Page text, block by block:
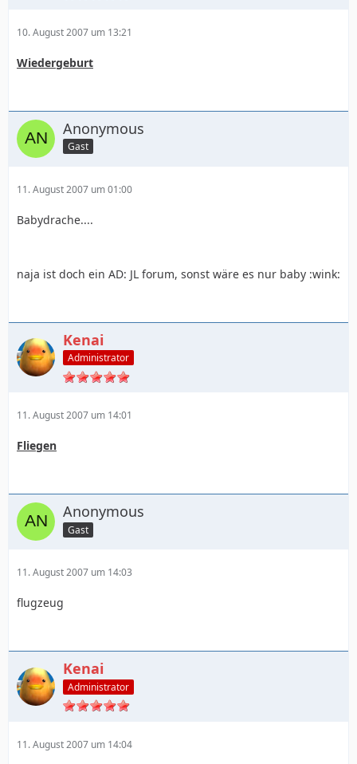
10. August 2007 um 13:21
Wiedergeburt
Anonymous
Gast
11. August 2007 um 01:00
Babydrache....
naja ist doch ein AD: JL forum, sonst wäre es nur baby :wink:
Kenai
Administrator
11. August 2007 um 14:01
Fliegen
Anonymous
Gast
11. August 2007 um 14:03
flugzeug
Kenai
Administrator
11. August 2007 um 14:04